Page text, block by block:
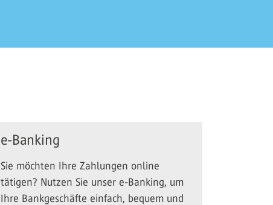
e-Banking
Sie möchten Ihre Zahlungen online
tätigen? Nutzen Sie unser e-Banking, um
Ihre Bankgeschäfte einfach, bequem und